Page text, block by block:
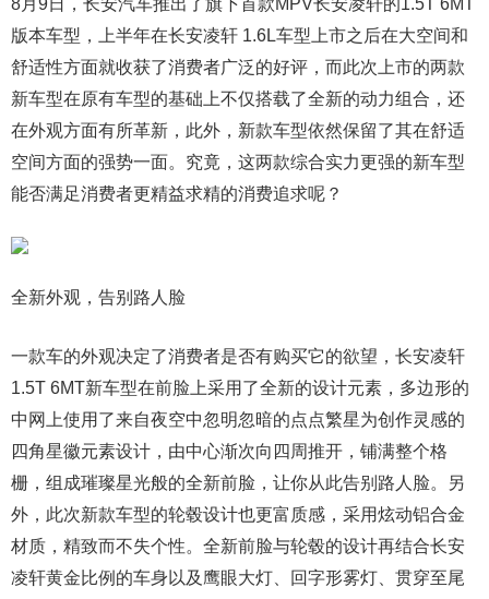
8月9日，长安汽车推出了旗下首款MPV长安凌轩的1.5T 6MT
版本车型，上半年在长安凌轩 1.6L车型上市之后在大空间和
舒适性方面就收获了消费者广泛的好评，而此次上市的两款
新车型在原有车型的基础上不仅搭载了全新的动力组合，还
在外观方面有所革新，此外，新款车型依然保留了其在舒适
空间方面的强势一面。究竟，这两款综合实力更强的新车型
能否满足消费者更精益求精的消费追求呢？
全新外观，告别路人脸
一款车的外观决定了消费者是否有购买它的欲望，长安凌轩
1.5T 6MT新车型在前脸上采用了全新的设计元素，多边形的
中网上使用了来自夜空中忽明忽暗的点点繁星为创作灵感的
四角星徽元素设计，由中心渐次向四周推开，铺满整个格
栅，组成璀璨星光般的全新前脸，让你从此告别路人脸。另
外，此次新款车型的轮毂设计也更富质感，采用炫动铝合金
材质，精致而不失个性。全新前脸与轮毂的设计再结合长安
凌轩黄金比例的车身以及鹰眼大灯、回字形雾灯、贯穿至尾